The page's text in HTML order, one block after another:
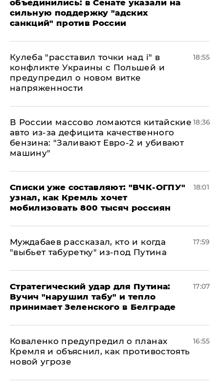
объединились: в Сенате указали на
сильную поддержку "адских
санкций" против России
Кулеба "расставил точки над і" в
конфликте Украины с Польшей и
предупредил о новом витке
напряженности
18:55
В России массово ломаются китайские
авто из-за дефицита качественного
бензина: "Заливают Евро-2 и убивают
машину"
18:36
Списки уже составляют: "ВЧК-ОГПУ"
узнал, как Кремль хочет
мобилизовать 800 тысяч россиян
18:01
Муждабаев рассказал, кто и когда
"выбьет табуретку" из-под Путина
17:59
Стратегический удар для Путина:
Вучич "нарушил табу" и тепло
принимает Зеленского в Белграде
17:07
Коваленко предупредил о планах
Кремля и объяснил, как противостоять
новой угрозе
16:55